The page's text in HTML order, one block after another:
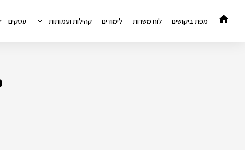
לתוכן
מפת ביקושים לוח משרות לימודים קהילות ועמותות עסקים